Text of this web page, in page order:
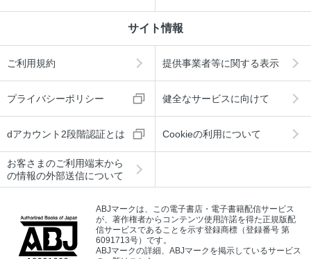
サイト情報
ご利用規約 提供事業者等に関する表示
プライバシーポリシー 健全なサービスに向けて
dアカウント2段階認証とは Cookieの利用について
お客さまのご利用端末から
の情報の外部送信について
ABJマークは、この電子書店・電子書籍配信サービス
が、著作権者からコンテンツ使用許諾を得た正規版配
信サービスであることを示す登録商標（登録番号 第
6091713号）です。
ABJマークの詳細、ABJマークを掲示しているサービス